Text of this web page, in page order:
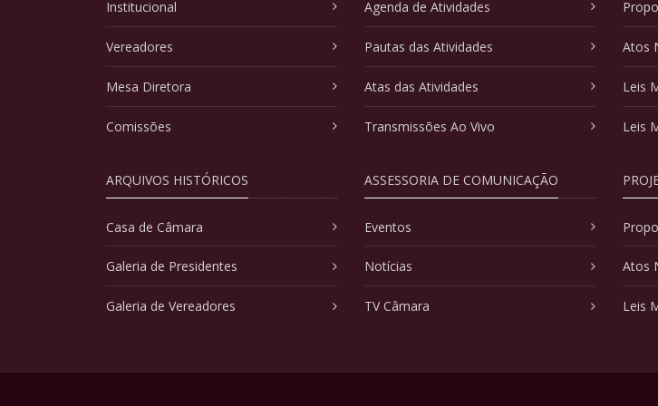
Institucional
Vereadores
Mesa Diretora
Comissões
ARQUIVOS HISTÓRICOS
Casa de Câmara
Galeria de Presidentes
Galeria de Vereadores
Agenda de Atividades
Pautas das Atividades
Atas das Atividades
Transmissões Ao Vivo
ASSESSORIA DE COMUNICAÇÃO
Eventos
Notícias
TV Câmara
Atos
Leis
Leis
Atos
Leis